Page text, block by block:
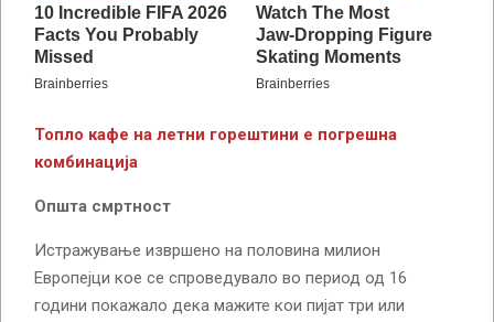
Топло кафе на летни горештини е погрешна
комбинација
Општа смртност
Истражување извршено на половина милион
Европејци кое се спроведувало во период од 16
години покажало дека мажите кои пијат три или